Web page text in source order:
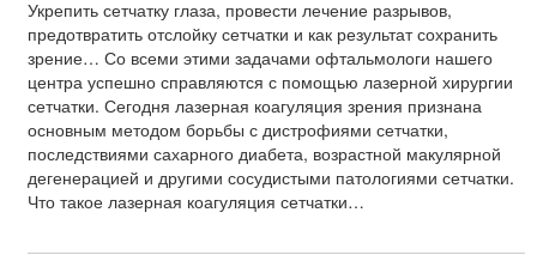
Укрепить сетчатку глаза, провести лечение разрывов,
предотвратить отслойку сетчатки и как результат сохранить
зрение… Со всеми этими задачами офтальмологи нашего
центра успешно справляются с помощью лазерной хирургии
сетчатки. Сегодня лазерная коагуляция зрения признана
основным методом борьбы с дистрофиями сетчатки,
последствиями сахарного диабета, возрастной макулярной
дегенерацией и другими сосудистыми патологиями сетчатки.
Что такое лазерная коагуляция сетчатки…